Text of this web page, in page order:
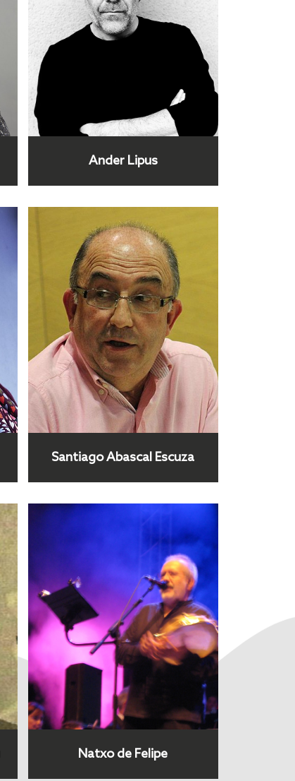
Ander Lipus
Santiago Abascal Escuza
Natxo de Felipe